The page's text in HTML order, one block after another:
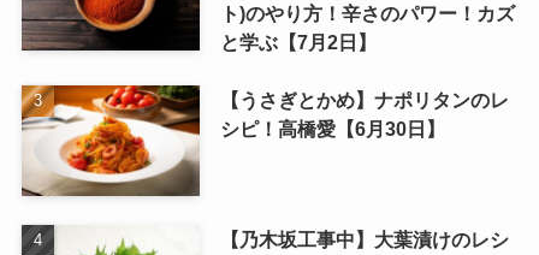
ト)のやり方！辛さのパワー！カズ
と学ぶ【7月2日】
【うさぎとかめ】ナポリタンのレ
シピ！高橋愛【6月30日】
【乃木坂工事中】大葉漬けのレシ